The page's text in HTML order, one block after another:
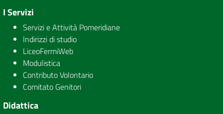
I Servizi
Servizi e Attività Pomeridiane
Indirizzi di studio
LiceoFermiWeb
Modulistica
Contributo Volontario
Comitato Genitori
Didattica